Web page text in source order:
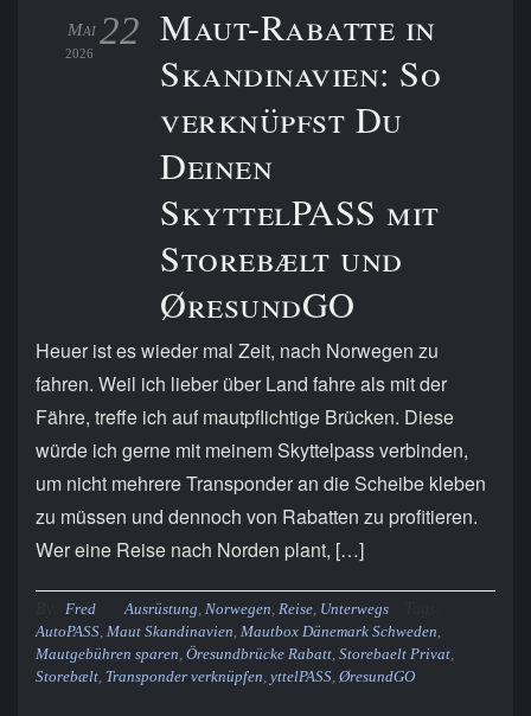
22
Mai
2026
Maut-Rabatte in
Skandinavien: So
verknüpfst Du
Deinen
SkyttelPASS mit
Storebælt und
ØresundGO
Heuer ist es wieder mal Zeit, nach Norwegen zu
fahren. Weil ich lieber über Land fahre als mit der
Fähre, treffe ich auf mautpflichtige Brücken. Diese
würde ich gerne mit meinem Skyttelpass verbinden,
um nicht mehrere Transponder an die Scheibe kleben
zu müssen und dennoch von Rabatten zu profitieren.
Wer eine Reise nach Norden plant, […]
Fred Ausrüstung Norwegen Reise, Unterwegs
AutoPASS Maut Skandinavien Mautbox Dänemark Schweden
Mautgebühren sparen Öresundbrücke Rabatt Storebaelt Privat
Storebælt Transponder verknüpfen yttelPASS ØresundGO